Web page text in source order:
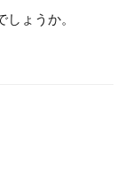
ょうか。